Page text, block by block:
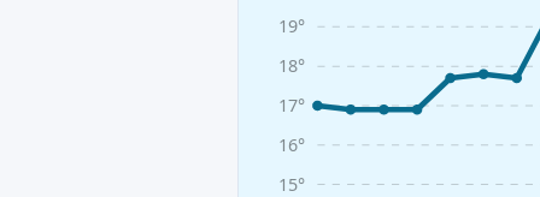
15°
16°
17°
18°
19°